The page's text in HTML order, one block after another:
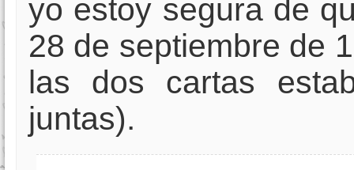
yo estoy segura de
28 de septiembre de
las dos cartas
juntas).